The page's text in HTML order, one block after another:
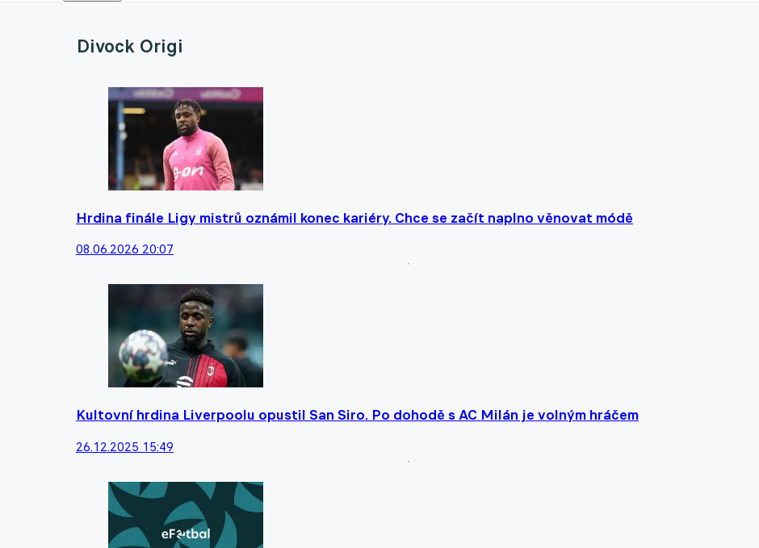
Divock Origi
Hrdina finále Ligy mistrů oznámil konec kariéry. Chce se začít naplno věnovat módě
08.06.2026 20:07
Kultovní hrdina Liverpoolu opustil San Siro. Po dohodě s AC Milán je volným hráčem
26.12.2025 15:49